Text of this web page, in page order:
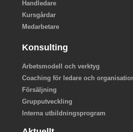
Handledare
Kursgårdar
Medarbetare
Konsulting
Arbetsmodell och verktyg
Coaching för ledare och
Försäljning
Grupputveckling
Interna utbildningsprogram